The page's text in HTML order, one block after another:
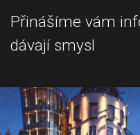
Přinášíme vám
dávají smysl